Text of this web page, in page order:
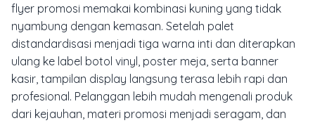
flyer promosi memakai kombinasi kuning yang tidak
nyambung dengan kemasan. Setelah palet
distandardisasi menjadi tiga warna inti dan diterapkan
ulang ke label botol vinyl, poster meja, serta banner
kasir, tampilan display langsung terasa lebih rapi dan
profesional. Pelanggan lebih mudah mengenali produk
dari kejauhan, materi promosi menjadi seragam, dan